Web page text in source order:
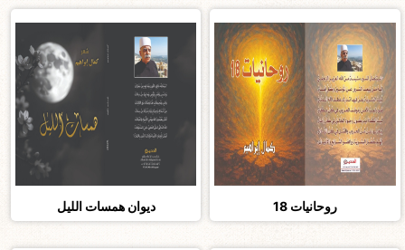
روحانيات 18 ديوان همسات الليل